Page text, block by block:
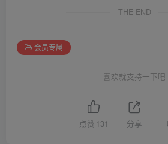
THE END
会员专属
喜欢就支持一下吧
点赞 131 分享